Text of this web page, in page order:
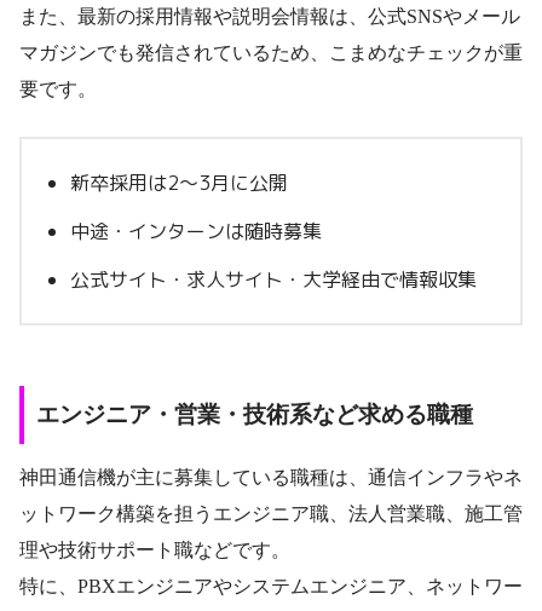
また、最新の採用情報や説明会情報は、公式SNSやメール
マガジンでも発信されているため、こまめなチェックが重
要です。
新卒採用は2～3月に公開
中途・インターンは随時募集
公式サイト・求人サイト・大学経由で情報収集
エンジニア・営業・技術系など求める職種
神田通信機が主に募集している職種は、通信インフラやネ
ットワーク構築を担うエンジニア職、法人営業職、施工管
理や技術サポート職などです。
特に、PBXエンジニアやシステムエンジニア、ネットワー